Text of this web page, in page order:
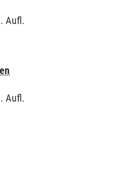
Aufl.
Aufl.